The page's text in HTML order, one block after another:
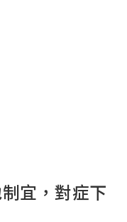
宜，對症下